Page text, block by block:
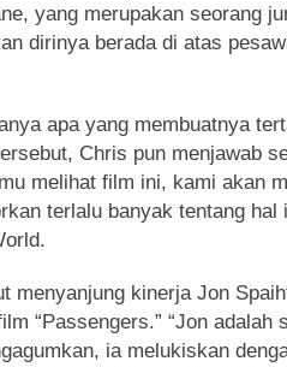
yang merupakan seorang
dirinya berada di atas
apa yang membuatnya
Chris pun menjawab
melihat film ini, kami akan
terlalu banyak tentang hal
menyanjung kinerja Jon
“Passengers.” “Jon adalah
ia melukiskan